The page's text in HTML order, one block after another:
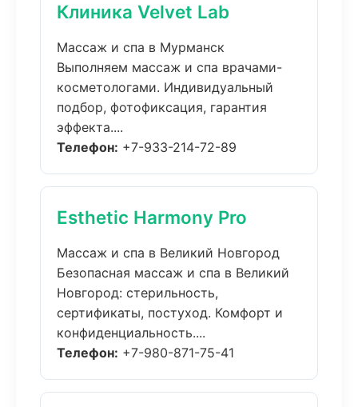
Клиника Velvet Lab
Массаж и спа в Мурманск
Выполняем массаж и спа врачами-
косметологами. Индивидуальный
подбор, фотофиксация, гарантия
эффекта....
Телефон: +7-933-214-72-89
Esthetic Harmony Pro
Массаж и спа в Великий Новгород
Безопасная массаж и спа в Великий
Новгород: стерильность,
сертификаты, постуход. Комфорт и
конфиденциальность....
Телефон: +7-980-871-75-41